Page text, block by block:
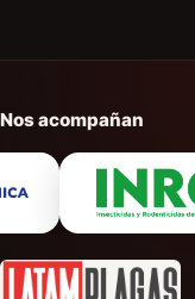
Nos acompañan